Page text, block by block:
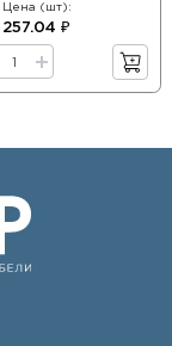
Цена (шт):
257.04 ₽